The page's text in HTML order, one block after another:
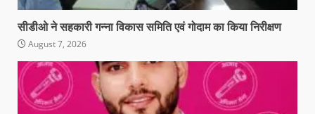
सीडीओ ने सहकारी गन्ना विकास समिति एवं गोदाम का किया निरीक्षण
August 7, 2026